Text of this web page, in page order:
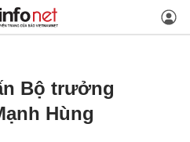
Bộ trưởng
Hùng